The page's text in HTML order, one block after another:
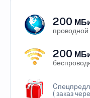
200
проводной
200
( заказ